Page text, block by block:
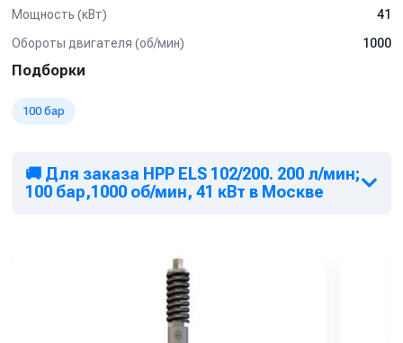
Мощность (кВт)
41
Обороты двигателя (об/мин)
1000
Подборки
100 бар
🚚 Для заказа HPP ELS 102/200. 200 л/мин;
100 бар,1000 об/мин, 41 кВт в Москве